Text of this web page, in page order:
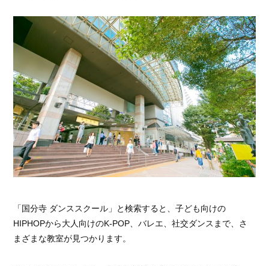
「国分寺 ダンススクール」と検索すると、子ども向けの
HIPHOPから大人向けのK-POP、バレエ、社交ダンスまで、さ
まざまな教室が見つかります。